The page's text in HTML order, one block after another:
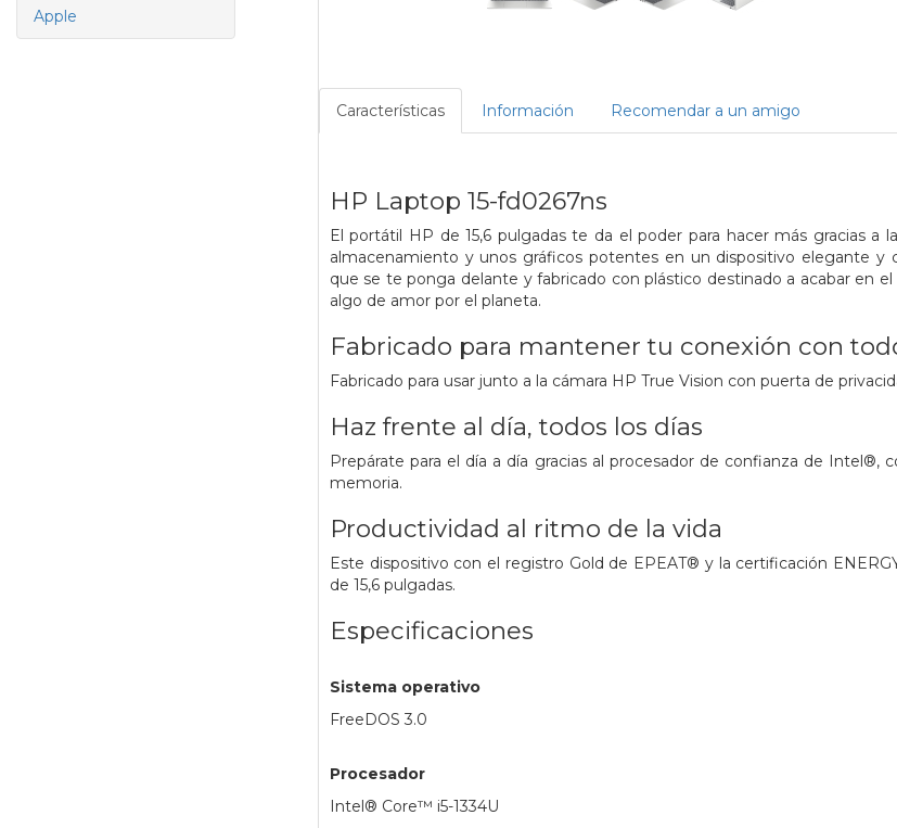
Apple
Características Información Recomendar a un amigo
HP Laptop 15-fd0267ns
El portátil HP de 15,6 pulgadas te da el poder para hacer más gracias
almacenamiento y unos gráficos potentes en un dispositivo elegante y
que se te ponga delante y fabricado con plástico destinado a acabar en
algo de amor por el planeta.
Fabricado para mantener tu conexión con
Fabricado para usar junto a la cámara HP True Vision con puerta de
Haz frente al día, todos los días
Prepárate para el día a día gracias al procesador de confianza de Intel®,
memoria.
Productividad al ritmo de la vida
Este dispositivo con el registro Gold de EPEAT® y la certificación
de 15,6 pulgadas.
Especificaciones
Sistema operativo
FreeDOS 3.0
Procesador
Intel® Core™ i5-1334U